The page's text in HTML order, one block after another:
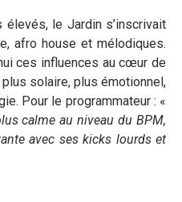
le Jardin s’inscrivait
afro house et mélodiques.
ces influences au cœur de
plus solaire, plus émotionnel,
Pour le programmateur : «
calme au niveau du BPM,
avec ses kicks lourds et